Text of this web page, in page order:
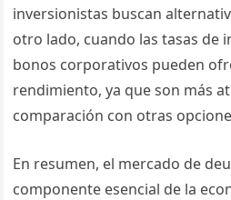
inversionistas buscan
otro lado, cuando las tasas de
bonos corporativos pueden
rendimiento, ya que son más
comparación con otras
En resumen, el mercado de
componente esencial de la